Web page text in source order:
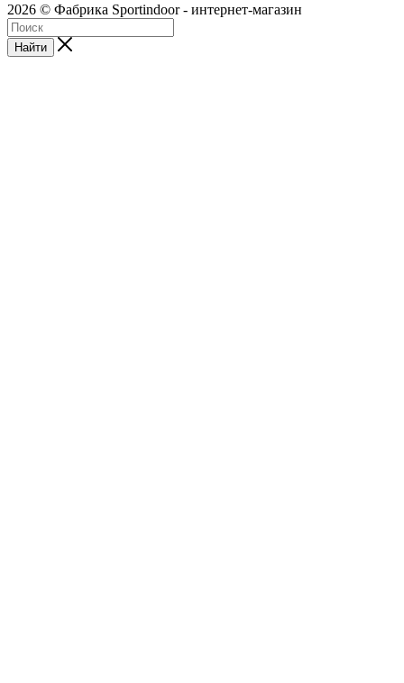
2026 © Фабрика Sportindoor - интернет-магазин
Найти